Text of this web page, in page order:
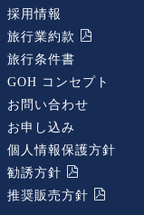
採用情報
旅行業約款
旅行条件書
GOH コンセプト
お問い合わせ
お申し込み
個人情報保護方針
勧誘⽅針
推奨販売⽅針